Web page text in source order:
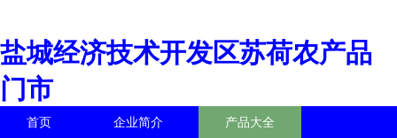
盐城经济技术开发区苏荷农产品
门市
首页 企业简介 产品大全